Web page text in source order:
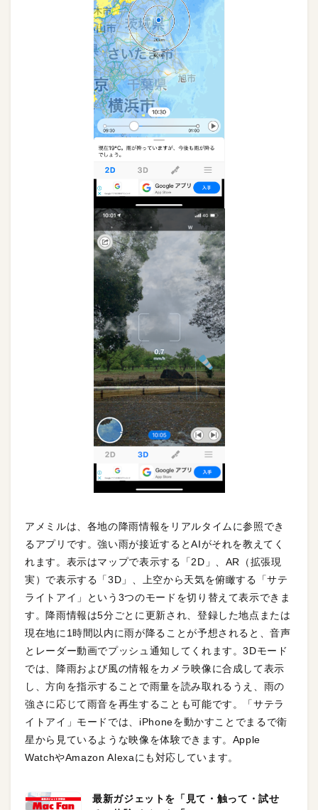
アメミルは、各地の降雨情報をリアルタイムに参照でき
るアプリです。強い雨が接近するとAIがそれを教えてく
れます。表示はマップで表示する「2D」、AR（拡張現
実）で表示する「3D」、上空から天気を俯瞰する「サテ
ライトアイ」という3つのモードを切り替えて表示できま
す。降雨情報は5分ごとに更新され、登録した地点または
現在地に1時間以内に雨が降ることが予想されると、音声
とレーダー動画でプッシュ通知してくれます。3Dモード
では、降雨および風の情報をカメラ映像に合成して表示
し、方向を指示することで雨量を読み取れるうえ、雨の
強さに応じて雨音を再生することも可能です。「サテラ
イトアイ」モードでは、iPhoneを動かすことでまるで衛
星から見ているような映像を体験できます。Apple
WatchやAmazon Alexaにも対応しています。
最新ガジェットを「見て・触って・試せ